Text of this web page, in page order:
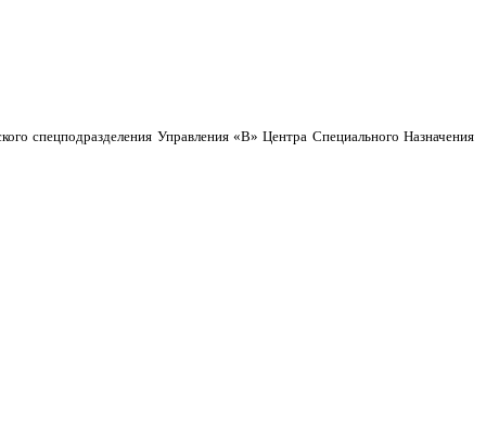
спецподразделения Управления «В» Центра Специального Назначения